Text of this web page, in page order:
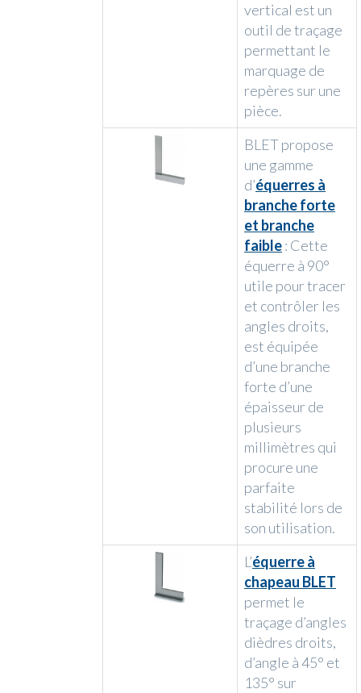
vertical est un
outil de traçage
permettant le
marquage de
repères sur une
pièce.
BLET propose
une gamme
d’équerres à
branche forte
et branche
faible: Cette
équerre à 90°
utile pour tracer
et contrôler les
angles droits,
est équipée
d’une branche
forte d’une
épaisseur de
plusieurs
millimètres qui
procure une
parfaite
stabilité lors de
son utilisation.
L’équerre à
chapeau BLET
permet le
traçage d’angles
dièdres droits,
d’angle à 45° et
135° sur